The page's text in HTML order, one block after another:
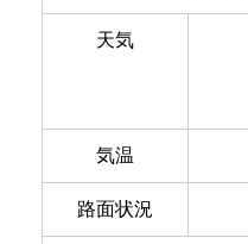
天気
気温
路面状況